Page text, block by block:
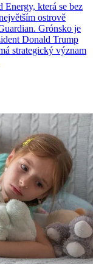
která se bez
ostrově
Grónsko je
Donald Trump
strategický význam